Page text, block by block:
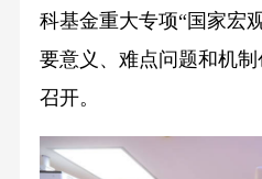
科基金重大专项“国家宏
要意义、难点问题和机
召开。